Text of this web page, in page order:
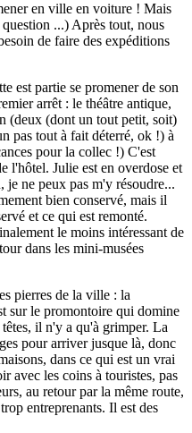
en ville en voiture ! Mais
...) Après tout, nous
de faire des expéditions
est partie se promener de son
arrêt : le théâtre antique,
(deux (dont un tout petit, soit)
pas tout à fait déterré, ok !) à
pour la collec !) C'est
l'hôtel. Julie est en overdose et
je ne peux pas m'y résoudre...
bien conservé, mais il
et ce qui est remonté.
le moins intéressant de
dans les mini-musées
pierres de la ville : la
sur le promontoire qui domine
il n'y a qu'à grimper. La
pour arriver jusque là, donc
dans ce qui est un vrai
avec les coins à touristes, pas
au retour par la même route,
entreprenants. Il est des